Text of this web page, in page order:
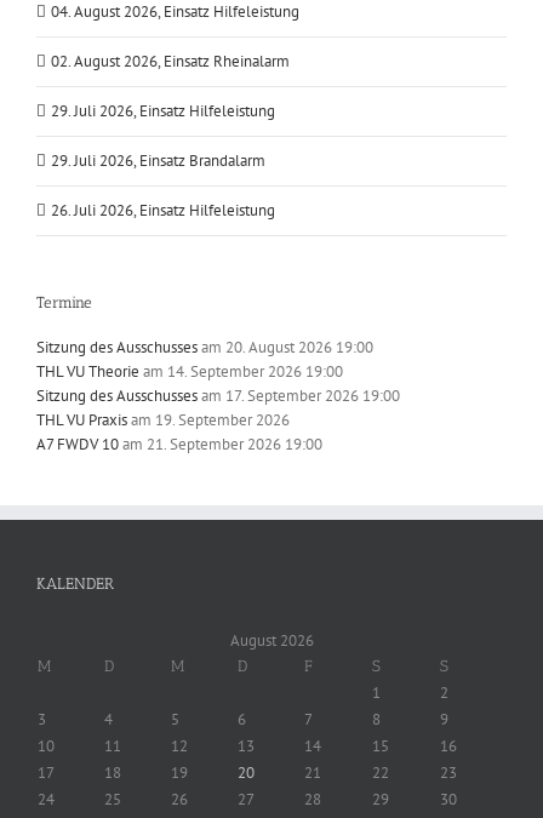
04. August 2026, Einsatz Hilfeleistung
02. August 2026, Einsatz Rheinalarm
29. Juli 2026, Einsatz Hilfeleistung
29. Juli 2026, Einsatz Brandalarm
26. Juli 2026, Einsatz Hilfeleistung
Termine
Sitzung des Ausschussesam 20. August 2026 19:00
THL VU Theorie am 14. September 2026 19:00
Sitzung des Ausschussesam 17. September 2026 19:00
THL VU Praxisam 19. September 2026
A7 FWDV 10am 21. September 2026 19:00
KALENDER
August 2026
M D M D F S S
1
2
3
4 5 6 7 8
9
10
11 12 13 14 15
16
17
18 19 20 21 22
23
24
25 26 27 28 29
30